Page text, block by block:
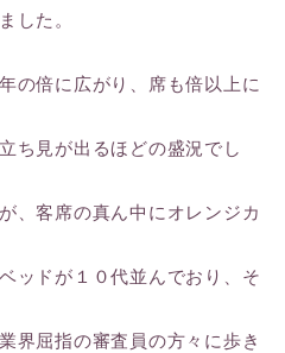
した。
の倍に広がり、席も倍以上に
ち見が出るほどの盛況でし
、客席の真ん中にオレンジカ
ッドが１０代並んでおり、そ
界屈指の審査員の方々に歩き